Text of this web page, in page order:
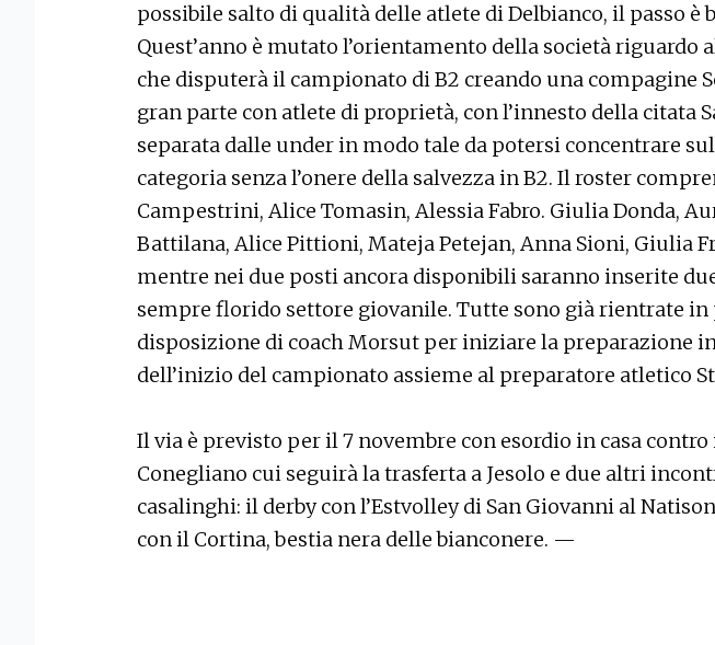
possibile salto di qualità delle atlete di Delbianco, il passo è
Quest’anno è mutato l’orientamento della società riguardo
che disputerà il campionato di B2 creando una compagine
gran parte con atlete di proprietà, con l’innesto della citata
separata dalle under in modo tale da potersi concentrare
categoria senza l’onere della salvezza in B2. Il roster
Campestrini, Alice Tomasin, Alessia Fabro. Giulia Donda,
Battilana, Alice Pittioni, Mateja Petejan, Anna Sioni, Giulia
mentre nei due posti ancora disponibili saranno inserite
sempre florido settore giovanile. Tutte sono già rientrate in
disposizione di coach Morsut per iniziare la preparazione
dell’inizio del campionato assieme al preparatore atletico
Il via è previsto per il 7 novembre con esordio in casa contro
Conegliano cui seguirà la trasferta a Jesolo e due altri
casalinghi: il derby con l’Estvolley di San Giovanni al
con il Cortina, bestia nera delle bianconere. —